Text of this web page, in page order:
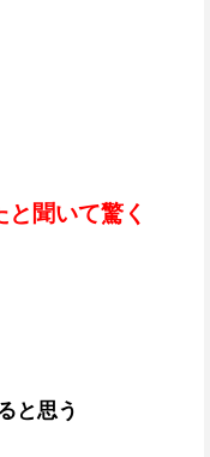
聞いて驚く
と思う